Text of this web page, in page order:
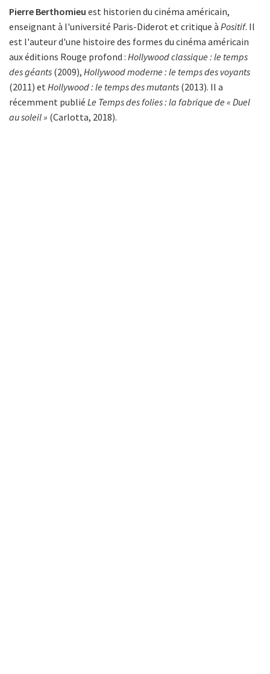
Pierre Berthomieu est historien du cinéma américain,
enseignant à l'université Paris-Diderot et critique à Positif. Il
est l'auteur d'une histoire des formes du cinéma américain
aux éditions Rouge profond : Hollywood classique : le temps
des géants (2009), Hollywood moderne : le temps des voyants
(2011) etHollywood : le temps des mutants (2013). Il a
récemment publié Le Temps des folies : la fabrique de « Duel
au soleil » (Carlotta, 2018).